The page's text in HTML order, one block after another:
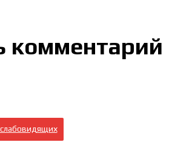
комментарий